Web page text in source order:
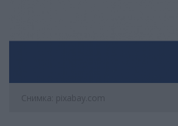
Снимка: pixabay.com